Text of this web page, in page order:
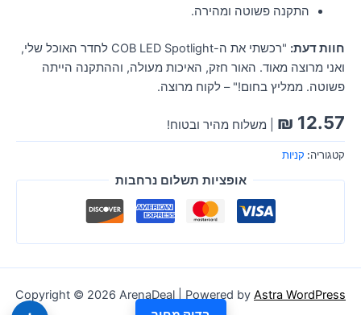
התקנה פשוטה ומהירה.
חוות דעת:
"רכשתי את ה-COB LED Spotlight לחדר האוכל שלי,
ואני מרוצה מאוד. האור חזק, האיכות מעולה, וההתקנה הייתה
פשוטה. ממליץ בחום!" – לקוח מרוצה.
₪ 12.57 | משלוח מהיר ובטוח!
קטגוריה: קניות
אופציות תשלום נרחבות
Copyright © 2026 ArenaDeal | Powered by Astra WordPress